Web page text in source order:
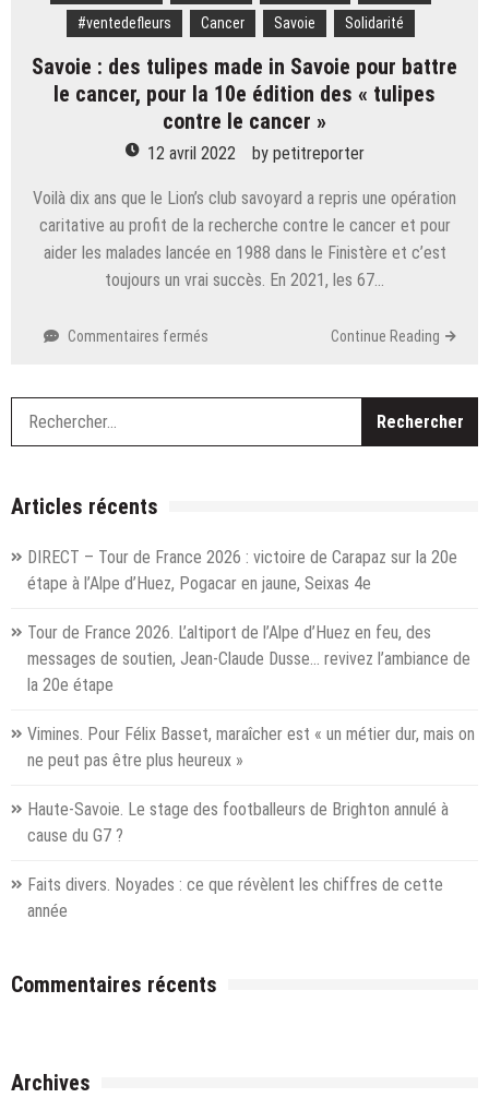
#ventedefleurs
Cancer Savoie Solidarité
Savoie : des tulipes made in Savoie pour battre
le cancer, pour la 10e édition des « tulipes
contre le cancer »
12 avril 2022 by petitreporter
Voilà dix ans que le Lion’s club savoyard a repris une opération
caritative au profit de la recherche contre le cancer et pour
aider les malades lancée en 1988 dans le Finistère et c’est
toujours un vrai succès. En 2021, les 67…
Commentaires fermés
des
made
le
cancer,
la
10e
« tulipes
contre
le
Continue Reading
Articles récents
DIRECT – Tour de France 2026 : victoire de Carapaz sur la 20e
étape à l’Alpe d’Huez, Pogacar en jaune, Seixas 4e
Tour de France 2026. L’altiport de l’Alpe d’Huez en feu, des
messages de soutien, Jean-Claude Dusse… revivez l’ambiance de
la 20e étape
Vimines. Pour Félix Basset, maraîcher est « un métier dur, mais on
ne peut pas être plus heureux »
Haute-Savoie. Le stage des footballeurs de Brighton annulé à
cause du G7 ?
Faits divers. Noyades : ce que révèlent les chiffres de cette
année
Commentaires récents
Archives